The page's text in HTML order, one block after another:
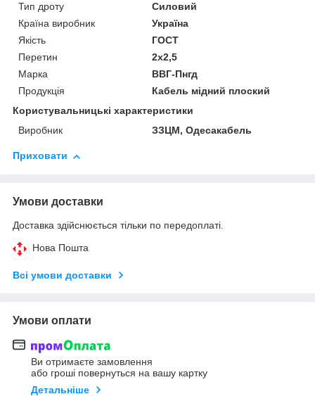
Тип дроту
Силовий
Країна виробник
Україна
Якість
ГОСТ
Перетин
2х2,5
Марка
ВВГ-Пнгд
Продукція
Кабель мідний плоский
Користувальницькі характеристики
Виробник
ЗЗЦМ, Одесакабель
Приховати
Умови доставки
Доставка здійснюється тільки по передоплаті.
Нова Пошта
Всі умови доставки
Умови оплати
Ви отримаєте замовлення
або гроші повернуться на вашу картку
Детальніше